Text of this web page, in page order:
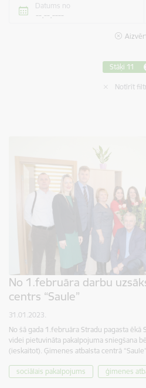
Datums no
Stāķi 11
Notīrīt
No 1.februāra darbu
centrs “Saule”
31.01.2023.
No šā gada 1.februāra Stradu pagasta ēkā
videi pietuvināta pakalpojuma sniegšana
(ieskaitot). Ģimenes atbalsta centrā
sociālais pakalpojums ģimenes